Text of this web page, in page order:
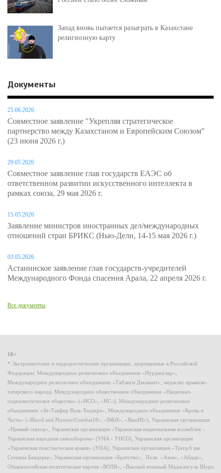
Запад вновь пытается разыграть в Казахстане
религиозную карту
Документы
25.06.2026
Совместное заявление "Укрепляя стратегическое
партнерство между Казахстаном и Европейским Союзом"
(23 июня 2026 г.)
29.05.2026
Совместное заявление глав государств ЕАЭС об
ответственном развитии искусственного интеллекта в
рамках союза, 29 мая 2026 г.
15.05.2026
Заявление министров иностранных дел/международных
отношений стран БРИКС (Нью-Дели, 14-15 мая 2026 г.)
03.05.2026
Астанинское заявление глав государств-учредителей
Международного Фонда спасения Арала, 22 апреля 2026 г.
Все документы
18+
* Экстремистские и террористические организации, запрещенные в Российской
Федерации: Международное религиозное объединение «Нурджулар»,
Международное религиозное объединение «Таблиги Джамаат», меджлис крымско-
татарского народа, Международное общественное объединение «Национал-
социалистическое общество» («НСО», «НС»), Международное религиозное
объединение «Ат-Такфир Валь-Хиджра», Международное объединение «Кровь и
Честь» («Blood and Honour/Combat18», «B&H», «BandH»), Украинская организация
«Правый сектор», Украинская организация «Украинская национальная ассамблея –
Украинская народная самооборона» (УНА - УНСО), Украинская организация
«Украинская повстанческая армия» (УПА), Украинская организация «Тризуб им.
Степана Бандеры», Украинская организация «Братство», Полк «Азов», «Айдар»,
Общероссийская политическая партия «ВОЛЯ», «Высший военный Маджлисуль Шура